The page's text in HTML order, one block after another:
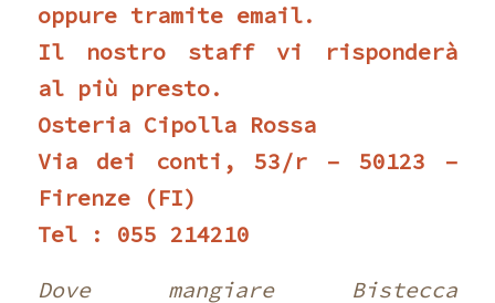
oppure tramite email.
Il nostro staff vi risponderà
al più presto.
Osteria Cipolla Rossa
Via dei conti, 53/r – 50123 –
Firenze (FI)
Tel : 055 214210 ‎
Dove mangiare Bistecca